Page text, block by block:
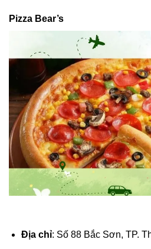
Pizza Bear’s
Địa chỉ: Số 88 Bắc Sơn, TP.